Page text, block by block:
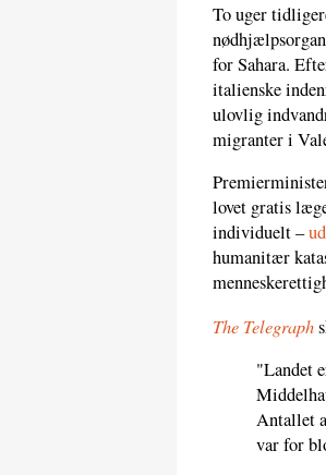
To uger
for Sahara.
italienske
ulovlig
migranter i
lovet gratis
individuelt –
humanitær
The Telegraph
"Landet
Antallet
var for